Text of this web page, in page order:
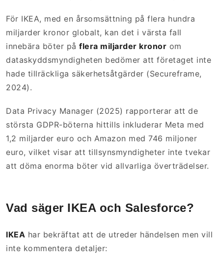
För IKEA, med en årsomsättning på flera hundra
miljarder kronor globalt, kan det i värsta fall
innebära böter på flera miljarder kronor om
dataskyddsmyndigheten bedömer att företaget inte
hade tillräckliga säkerhetsåtgärder (Secureframe,
2024).
Data Privacy Manager (2025) rapporterar att de
största GDPR-böterna hittills inkluderar Meta med
1,2 miljarder euro och Amazon med 746 miljoner
euro, vilket visar att tillsynsmyndigheter inte tvekar
att döma enorma böter vid allvarliga överträdelser.
Vad säger IKEA och Salesforce?
IKEA har bekräftat att de utreder händelsen men vill
inte kommentera detaljer: